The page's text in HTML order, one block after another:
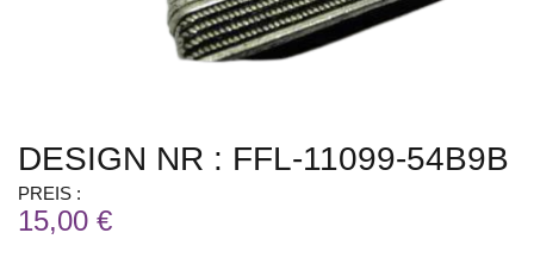
DESIGN NR : FFL-11099-54B9B
PREIS :
15,00 €